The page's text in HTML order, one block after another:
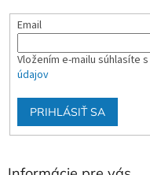
Email
Vložením e-mailu súhlasíte s
údajov
PRIHLÁSIŤ SA